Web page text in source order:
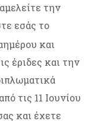
την
εσάς το
και
έριδες και την
τις 11 Ιουνίου
και έχετε